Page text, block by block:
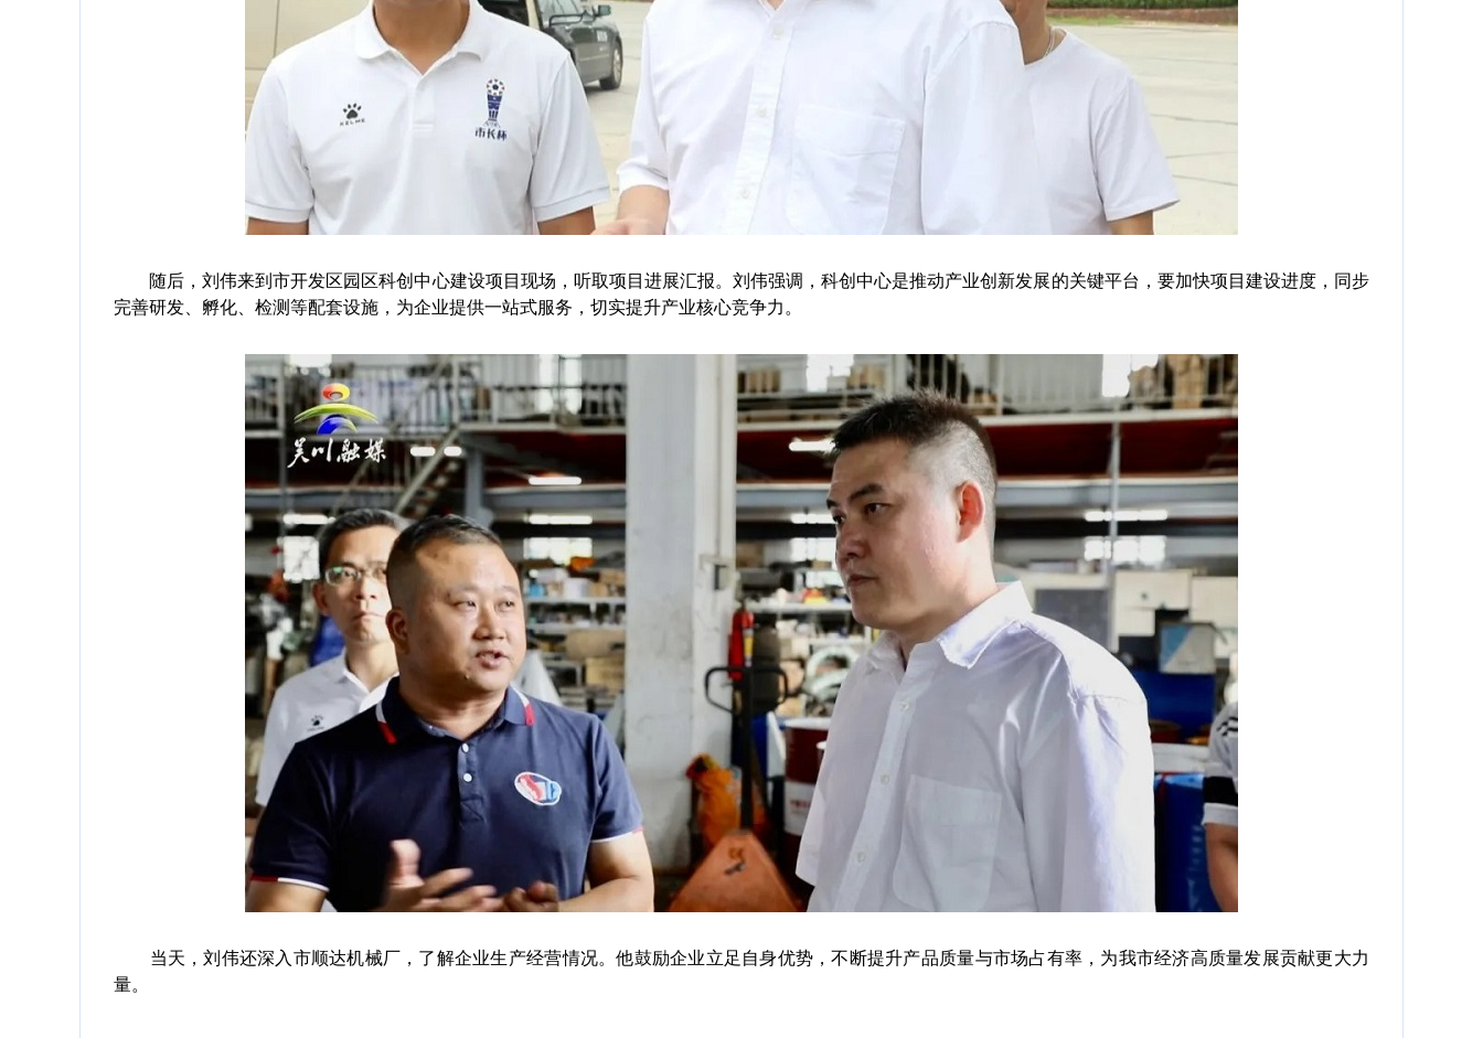
随后，刘伟来到市开发区园区科创中心建设项目现场，听取项目进展汇报。刘伟强调，科创中心是推动产业创新发展的关键平台，要加快项目建设进度，同步
完善研发、孵化、检测等配套设施，为企业提供一站式服务，切实提升产业核心竞争力。
当天，刘伟还深入市顺达机械厂，了解企业生产经营情况。他鼓励企业立足自身优势，不断提升产品质量与市场占有率，为我市经济高质量发展贡献更大力
量。